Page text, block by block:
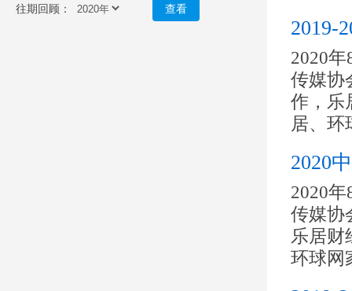
往期回顾： 查看
2019-
2020
传媒协
作，乐
居、环
2020
2020
传媒协
乐居财
环球网